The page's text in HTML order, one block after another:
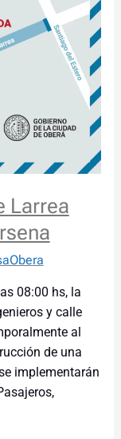
Larrea
08:00 hs, la
y calle
al
de una
implementarán